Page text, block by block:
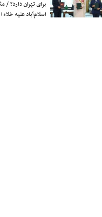
برای تهران دارد؟ /
اسلام‌آباد علیه